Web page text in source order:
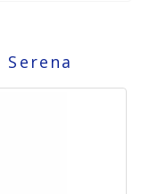
Serena